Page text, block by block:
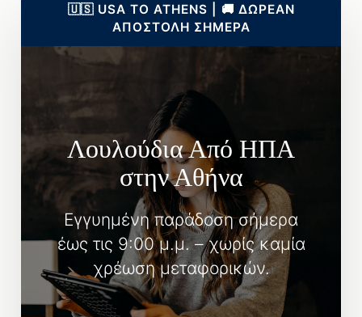
🇺🇸 USA TO ATHENS | 🚚 ΔΩΡΕΑΝ
ΑΠΟΣΤΟΛΗ ΣΗΜΕΡΑ
Λουλούδια Από ΗΠΑ
στην Αθήνα
Εγγυημένη παράδοση σήμερα
έως τις 9:00 μ.μ. – χωρίς καμία
χρέωση μεταφορικών.